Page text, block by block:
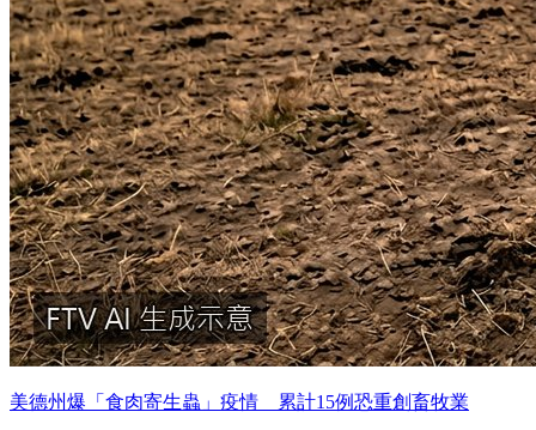
美德州爆「食肉寄生蟲」疫情 累計15例恐重創畜牧業